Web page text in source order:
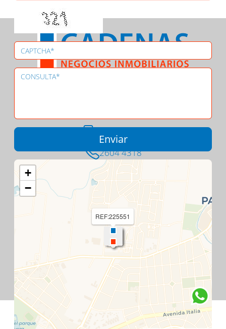
REF:225551
+
−
098 305 073
2604 4318
Ing. Luis Andreoni 7268
Carrasco
Montevideo - Uruguay
Contacto